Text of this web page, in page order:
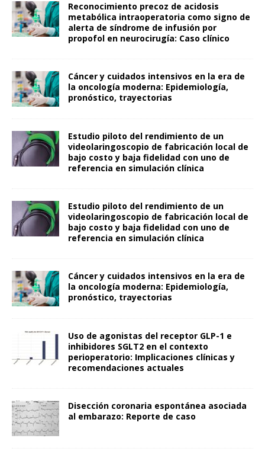
Reconocimiento precoz de acidosis
metabólica intraoperatoria como signo de
alerta de síndrome de infusión por
propofol en neurocirugía: Caso clínico
Cáncer y cuidados intensivos en la era de
la oncología moderna: Epidemiología,
pronóstico, trayectorias
Estudio piloto del rendimiento de un
videolaringoscopio de fabricación local de
bajo costo y baja fidelidad con uno de
referencia en simulación clínica
Estudio piloto del rendimiento de un
videolaringoscopio de fabricación local de
bajo costo y baja fidelidad con uno de
referencia en simulación clínica
Cáncer y cuidados intensivos en la era de
la oncología moderna: Epidemiología,
pronóstico, trayectorias
Uso de agonistas del receptor GLP-1 e
inhibidores SGLT2 en el contexto
perioperatorio: Implicaciones clínicas y
recomendaciones actuales
Disección coronaria espontánea asociada
al embarazo: Reporte de caso